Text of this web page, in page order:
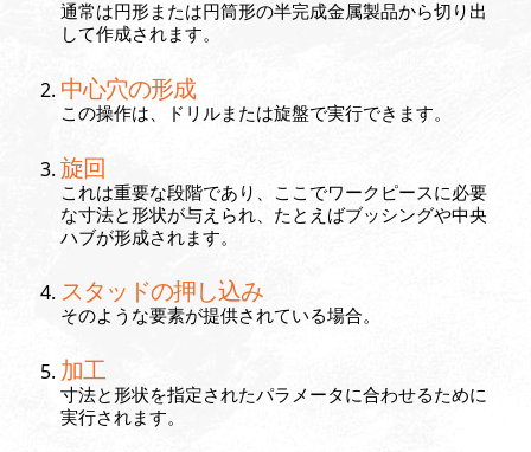
通常は円形または円筒形の半完成金属製品から切り出
して作成されます。
中心穴の形成
この操作は、ドリルまたは旋盤で実行できます。
旋回
これは重要な段階であり、ここでワークピースに必要
な寸法と形状が与えられ、たとえばブッシングや中央
ハブが形成されます。
スタッドの押し込み
そのような要素が提供されている場合。
加工
寸法と形状を指定されたパラメータに合わせるために
実行されます。